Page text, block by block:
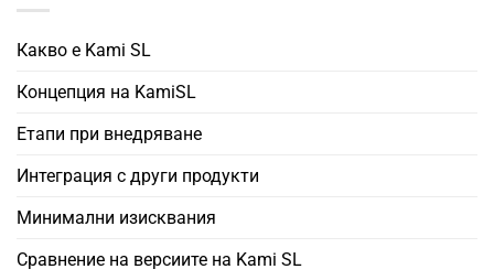
Какво е Kami SL
Концепция на KamiSL
Етапи при внедряване
Интеграция с други продукти
Минимални изисквания
Сравнение на версиите на Kami SL